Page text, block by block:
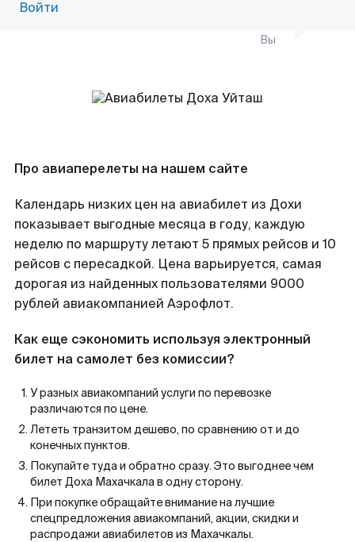
Войти
Вы
Про авиаперелеты на нашем сайте
Календарь низких цен на авиабилет из Дохи
показывает выгодные месяца в году, каждую
неделю по маршруту летают 5 прямых рейсов и 10
рейсов с пересадкой. Цена варьируется, самая
дорогая из найденных пользователями 9000
рублей авиакомпанией Аэрофлот.
Как еще сэкономить используя электронный
билет на самолет без комиссии?
У разных авиакомпаний услуги по перевозке
различаются по цене.
Лететь транзитом дешево, по сравнению от и до
конечных пунктов.
Покупайте туда и обратно сразу. Это выгоднее чем
билет Доха Махачкала в одну сторону.
При покупке обращайте внимание на лучшие
спецпредложения авиакомпаний, акции, скидки и
распродажи авиабилетов из Махачкалы.